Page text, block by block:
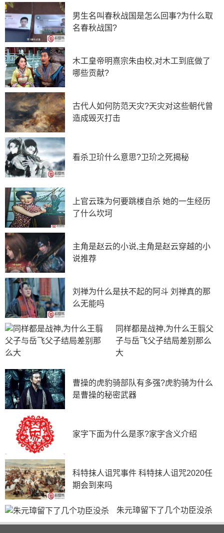
接受则失去一个不费一兵一卒获取战略要地的机会。在这
场辩论中，年轻的赵孝成王逐渐倒向主战派，国内第一名
将老将军廉颇率大军开往上党地区受降。
赵国换帅原因
廉颇之所以能百战不殆，因为他有一个最大的特点—
擅长防守!由于廉颇赶到时秦军已攻下上党城锐不可当，
廉颇睿智的选择固守长平，任你秦军百般叫阵，老头子就
是乌龟阵，深沟高垒、坚守不出，反正我补给线比你短，
而且我防守耗费的人力成本更小，耗到你自然撤军，不战
而胜。廉颇的战术果然奇效，秦军攻城不下只能给领导打
是诱导赵国换人，廉颇老奸巨滑不好对付，想办法利用舆
论换一个年轻人来，我们就有取胜的把握，换谁?既年轻
还得有名望，最重要的是这个人没有指挥大部队作战的经
验，赵括确实很符合。
在秦国奸细的煽动下，赵孝成王考虑到赵国虽然军事
强大但国力不如秦国，耗下去补给损失也很大，战争旷日
持久大臣、百姓都颇有微词，加上邯郸城内舆论一边倒的
支持换帅，大家都希望他早点结束战争，这时候的赵括众
望所归，虽然赵括母亲遵照夫君赵奢临终嘱托出面阻拦，
诉说赵括没有大战经验，希望大王收回成命，但赵王还是
决定由年轻的赵括前往前线顶替老将廉颇!
赵括的战术
赵国所有的希望寄托在赵括能有出奇制胜的战术，赵
括作为军校毕业的优等生自然明白这个道理，所以他大胆
的做出了两个决定：一是撤换了一大批中层、基层干部，
给了年轻人更多的上升空间，激起他们的斗志，当众开会
打气，士气得到了极大提升;二是随后主动出击秦军，久
攻不下的秦军也多疲惫，遇上了士气正盛下山猛虎般的赵
军只得节节败退，在赵括杀得兴起时，得知了一个坏消
息，秦国也换人了。
男生名叫春秋战国是怎么回事?为什么取
名春秋战国?
木工皇帝明熹宗朱由校,对木工到底做了
哪些贡献?
古代人如何防范天灾?天灾对这些朝代曾
造成毁灭打击
看杀卫玠什么意思?卫玠之死揭秘
上官云珠为何要跳楼自杀 她的一生经历
了什么坎坷
主角是赵云的小说,主角是赵云穿越的小
说推荐
刘禅为什么是扶不起的阿斗 刘禅真的那
么无能吗
同样都是战神,为什么王翦父
子与岳飞父子结局差别那么
大
曹操的虎豹骑部队有多强?虎豹骑为什么
是曹操的秘密武器
家字下面为什么是豕?家字含义介绍
科特抹人诅咒事件 科特抹人诅咒2020任
期会到来吗
朱元璋留下了几个功臣没杀